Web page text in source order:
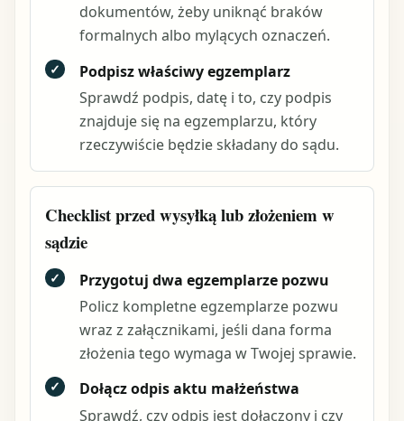
dokumentów, żeby uniknąć braków
formalnych albo mylących oznaczeń.
✓
Podpisz właściwy egzemplarz
Sprawdź podpis, datę i to, czy podpis
znajduje się na egzemplarzu, który
rzeczywiście będzie składany do sądu.
Checklist przed wysyłką lub złożeniem w
sądzie
✓
Przygotuj dwa egzemplarze pozwu
Policz kompletne egzemplarze pozwu
wraz z załącznikami, jeśli dana forma
złożenia tego wymaga w Twojej sprawie.
✓
Dołącz odpis aktu małżeństwa
Sprawdź, czy odpis jest dołączony i czy